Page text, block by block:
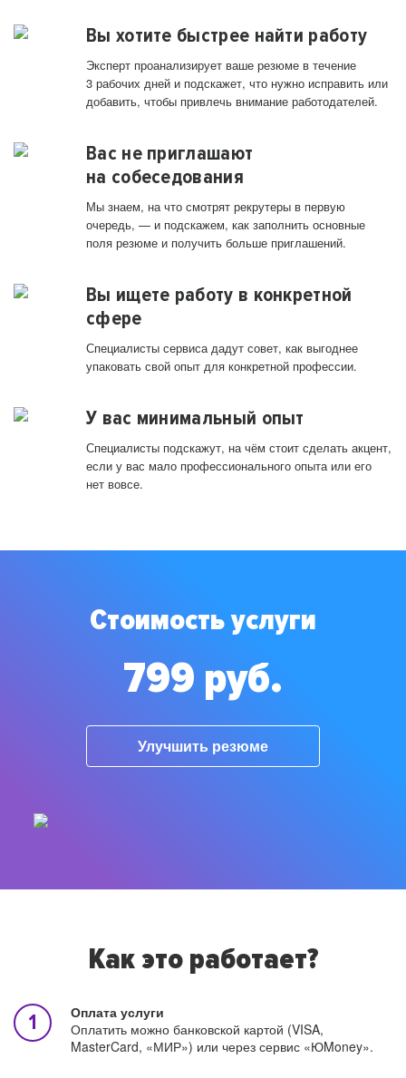
Вы хотите быстрее найти работу
Эксперт проанализирует ваше резюме в течение
3 рабочих дней и подскажет, что нужно исправить или
добавить, чтобы привлечь внимание работодателей.
Вас не приглашают
на собеседования
Мы знаем, на что смотрят рекрутеры в первую
очередь, — и подскажем, как заполнить основные
поля резюме и получить больше приглашений.
Вы ищете работу в конкретной
сфере
Специалисты сервиса дадут совет, как выгоднее
упаковать свой опыт для конкретной профессии.
У вас минимальный опыт
Специалисты подскажут, на чём стоит сделать акцент,
если у вас мало профессионального опыта или его
нет вовсе.
Стоимость услуги
799 руб.
Улучшить резюме
Как это работает?
Оплата услуги
Оплатить можно банковской картой (VISA,
MasterCard, «МИР») или через сервис «ЮMoney».